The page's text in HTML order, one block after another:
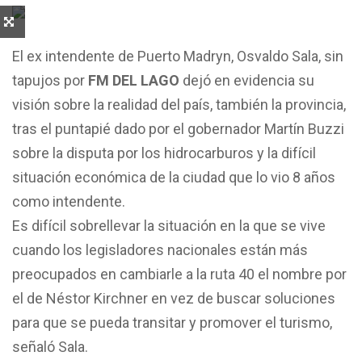
El ex intendente de Puerto Madryn, Osvaldo Sala, sin
tapujos por FM DEL LAGO dejó en evidencia su
visión sobre la realidad del país, también la provincia,
tras el puntapié dado por el gobernador Martín Buzzi
sobre la disputa por los hidrocarburos y la difícil
situación económica de la ciudad que lo vio 8 años
como intendente.
Es difícil sobrellevar la situación en la que se vive
cuando los legisladores nacionales están más
preocupados en cambiarle a la ruta 40 el nombre por
el de Néstor Kirchner en vez de buscar soluciones
para que se pueda transitar y promover el turismo,
señaló Sala.